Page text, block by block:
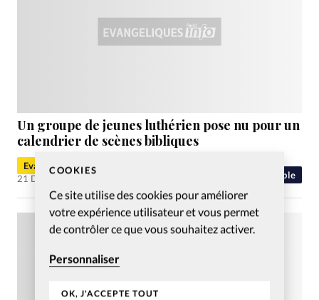
COOKIES
Ce site utilise des cookies pour améliorer
votre expérience utilisateur et vous permet
de contrôler ce que vous souhaitez activer.
Personnaliser
OK, J'ACCEPTE TOUT
Bible
Un groupe de jeunes luthérien pose nu pour un
calendrier de scènes bibliques
Evangéliques.info
21 Déc 2005